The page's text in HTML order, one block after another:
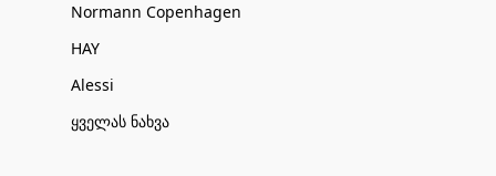
Normann Copenhagen
HAY
Alessi
ყველას ნახვა